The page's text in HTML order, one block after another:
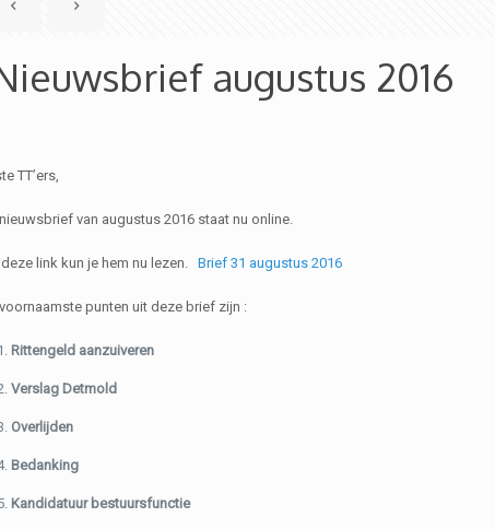
augustus 2016
TT’ers,
van augustus 2016 staat nu online.
link kun je hem nu lezen. Brief 31 augustus 2016
punten uit deze brief zijn :
Rittengeld aanzuiveren
Verslag Detmold
Overlijden
Bedanking
Kandidatuur bestuursfunctie